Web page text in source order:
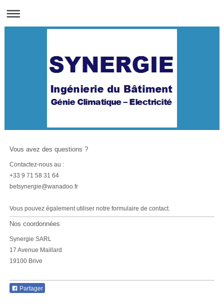
Vous avez des questions ?
Contactez-nous au :
+33 9 71 58 31 64
betsynergie@wanadoo.fr
Vous pouvez également utiliser notre formulaire de contact.
Nos coordonnées
Synergie SARL
17 Avenue Maillard
19100 Brive
Partager